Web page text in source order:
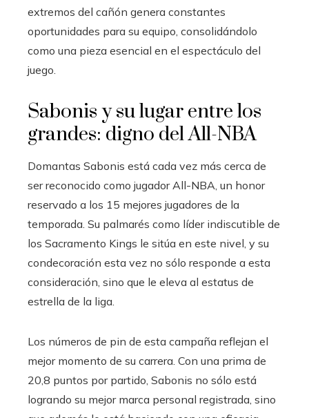
extremos del cañón genera constantes
oportunidades para su equipo, consolidándolo
como una pieza esencial en el espectáculo del
juego.
Sabonis y su lugar entre los
grandes: digno del All-NBA
Domantas Sabonis está cada vez más cerca de
ser reconocido como jugador All-NBA, un honor
reservado a los 15 mejores jugadores de la
temporada. Su palmarés como líder indiscutible de
los Sacramento Kings le sitúa en este nivel, y su
condecoración esta vez no sólo responde a esta
consideración, sino que le eleva al estatus de
estrella de la liga.
Los números de pin de esta campaña reflejan el
mejor momento de su carrera. Con una prima de
20,8 puntos por partido, Sabonis no sólo está
logrando su mejor marca personal registrada, sino